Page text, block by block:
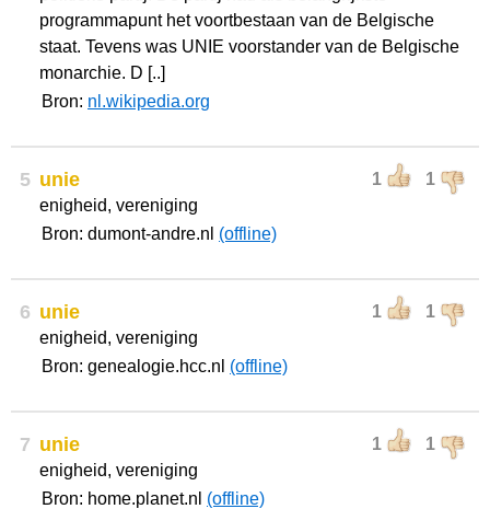
programmapunt het voortbestaan van de Belgische
staat. Tevens was UNIE voorstander van de Belgische
monarchie. D [..]
Bron: nl.wikipedia.org
5 1 1
unie
enigheid, vereniging
Bron: dumont-andre.nl (offline)
6 1 1
unie
enigheid, vereniging
Bron: genealogie.hcc.nl (offline)
7 1 1
unie
enigheid, vereniging
Bron: home.planet.nl (offline)